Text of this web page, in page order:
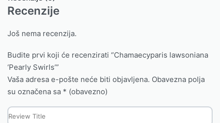
Recenzije
Još nema recenzija.
Budite prvi koji će recenzirati “Chamaecyparis lawsoniana
‘Pearly Swirls’”
Vaša adresa e-pošte neće biti objavljena. Obavezna polja
su označena sa * (obavezno)